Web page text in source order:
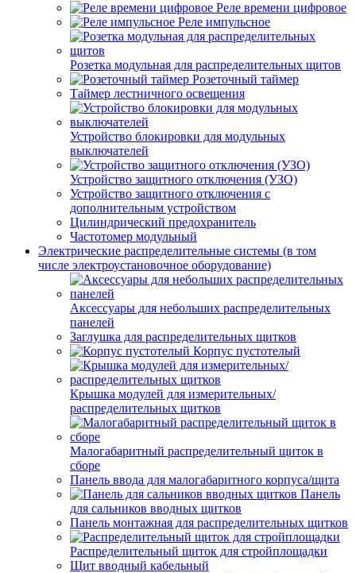
Реле времени цифровое
Реле импульсное
Розетка модульная для распределительных щитов
Розеточный таймер
Таймер лестничного освещения
Устройство блокировки для модульных
выключателей
Устройство защитного отключения (УЗО)
Устройство защитного отключения с
дополнительным устройством
Цилиндрический предохранитель
Частотомер модульный
Электрические распределительные системы (в том
числе электроустановочное оборудование)
Аксессуары для небольших распределительных
панелей
Заглушка для распределительных щитков
Корпус пустотелый
Крышка модулей для измерительных/
распределительных щитков
Малогабаритный распределительный щиток в
сборе
Панель ввода для малогабаритного корпуса/щита
Панель
для сальников вводных щитков
Панель монтажная для распределительных щитков
Распределительный щиток для стройплощадки
Щит вводный кабельный